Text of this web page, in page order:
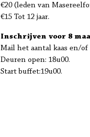
€20 (leden van
€15 Tot 12 jaar.
Inschrijven voor 8
Mail het aantal kaas en/of
Deuren open: 18u00.
Start buffet:19u00.